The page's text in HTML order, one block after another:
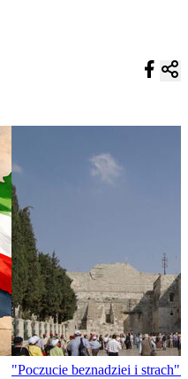
"Poczucie beznadziei i strach".